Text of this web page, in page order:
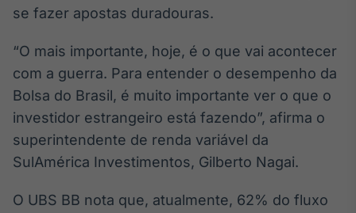
Datafeed
integração de
conteúdos e
dados
Broadcast
Cotações e
headlines de
se fazer apostas duradouras.
“O mais importante, hoje, é o que vai acontecer
com a guerra. Para entender o desempenho da
Bolsa do Brasil, é muito importante ver o que o
investidor estrangeiro está fazendo”, afirma o
superintendente de renda variável da
SulAmérica Investimentos, Gilberto Nagai.
O UBS BB nota que, atualmente, 62% do fluxo